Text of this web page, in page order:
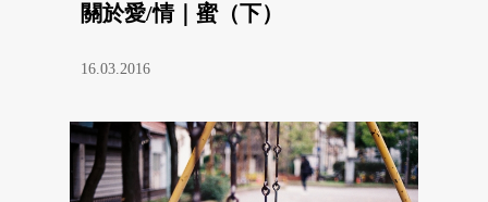
關於愛/情｜蜜（下）
16.03.2016